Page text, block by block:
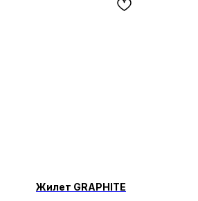
Жилет GRAPHITE